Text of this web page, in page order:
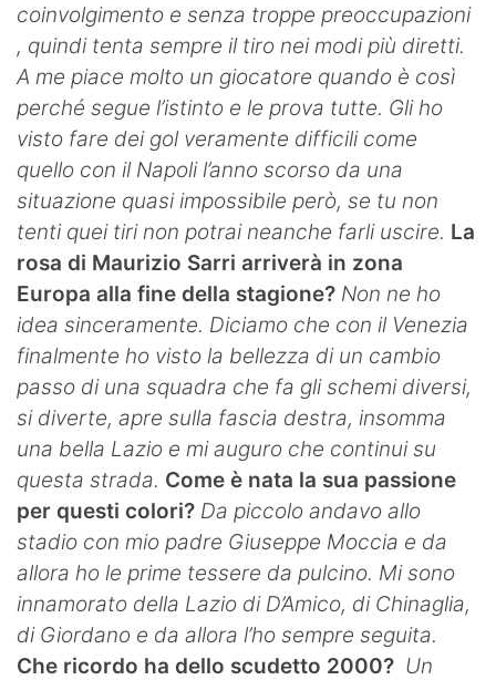
coinvolgimento e senza troppe preoccupazioni
, quindi tenta sempre il tiro nei modi più diretti.
A me piace molto un giocatore quando è così
perché segue l’istinto e le prova tutte. Gli ho
visto fare dei gol veramente difficili come
quello con il Napoli l’anno scorso da una
situazione quasi impossibile però, se tu non
tenti quei tiri non potrai neanche farli uscire. La
rosa di Maurizio Sarri arriverà in zona
Europa alla fine della stagione? Non ne ho
idea sinceramente. Diciamo che con il Venezia
finalmente ho visto la bellezza di un cambio
passo di una squadra che fa gli schemi diversi,
si diverte, apre sulla fascia destra, insomma
una bella Lazio e mi auguro che continui su
questa strada. Come è nata la sua passione
per questi colori? Da piccolo andavo allo
stadio con mio padre Giuseppe Moccia e da
allora ho le prime tessere da pulcino. Mi sono
innamorato della Lazio di D’Amico, di Chinaglia,
di Giordano e da allora l’ho sempre seguita.
Che ricordo ha dello scudetto 2000? Un